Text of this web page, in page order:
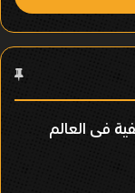
فى العالم